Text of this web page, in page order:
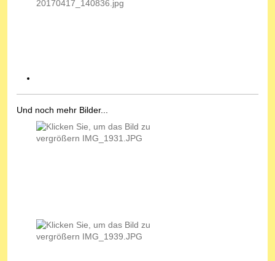
Und noch mehr Bilder...